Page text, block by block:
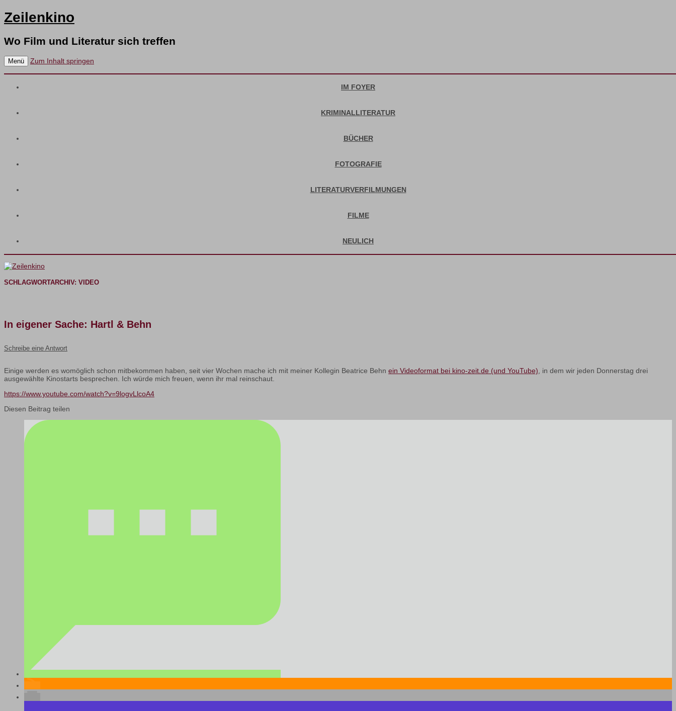
Zeilenkino
Wo Film und Literatur sich treffen
Menü Zum Inhalt springen
IM FOYER
KRIMINALLITERATUR
BÜCHER
FOTOGRAFIE
LITERATURVERFILMUNGEN
FILME
NEULICH
SCHLAGWORTARCHIV: VIDEO
In eigener Sache: Hartl & Behn
Schreibe eine Antwort
Einige werden es womöglich schon mitbekommen haben, seit vier Wochen mache ich mit meiner Kollegin Beatrice Behn ein Videoformat bei kino-zeit.de (und YouTube), in dem wir jeden Donnerstag drei
ausgewählte Kinostarts besprechen. Ich würde mich freuen, wenn ihr mal reinschaut.
https://www.youtube.com/watch?v=9logvLlcoA4
Diesen Beitrag teilen